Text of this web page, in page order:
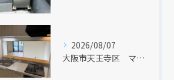
2026/08/07
大阪市天王寺区 マンションのキッチン取替及び内装リフォーム工事 クリナップ